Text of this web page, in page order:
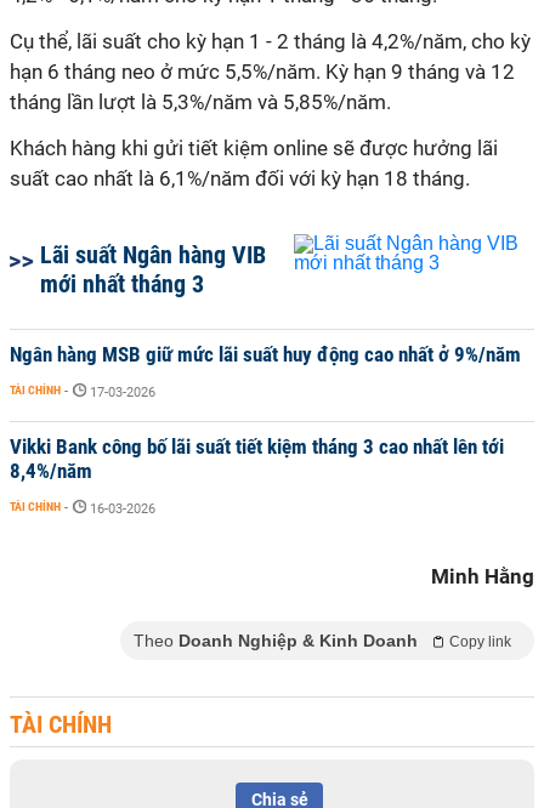
Cụ thể, lãi suất cho kỳ hạn 1 - 2 tháng là 4,2%/năm, cho kỳ
hạn 6 tháng neo ở mức 5,5%/năm. Kỳ hạn 9 tháng và 12
tháng lần lượt là 5,3%/năm và 5,85%/năm.
Khách hàng khi gửi tiết kiệm online sẽ được hưởng lãi
suất cao nhất là 6,1%/năm đối với kỳ hạn 18 tháng.
Lãi suất Ngân hàng VIB
mới nhất tháng 3
Ngân hàng MSB giữ mức lãi suất huy động cao nhất ở 9%/năm
TÀI CHÍNH - 17-03-2026
Vikki Bank công bố lãi suất tiết kiệm tháng 3 cao nhất lên tới
8,4%/năm
TÀI CHÍNH - 16-03-2026
Minh Hằng
Theo Doanh Nghiệp & Kinh Doanh Copy link
TÀI CHÍNH
Chia sẻ